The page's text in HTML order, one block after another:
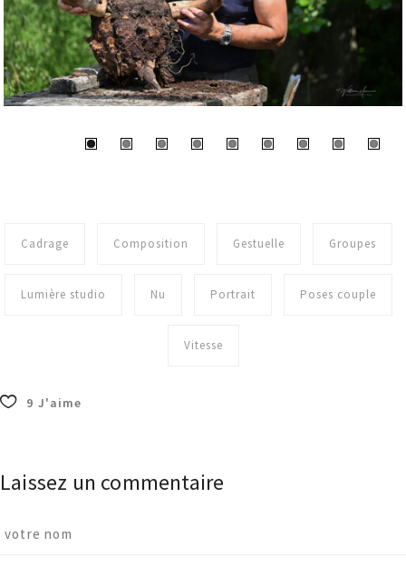
Cadrage Composition Gestuelle Groupes
Lumière studio Nu Portrait Poses couple
Vitesse
9 J'aime
Laissez un commentaire